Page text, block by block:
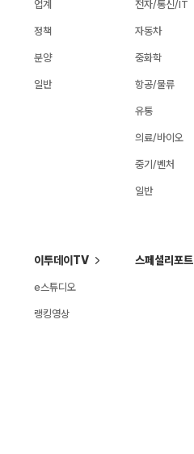
업계
정책
분양
일반
전자/통신/IT
자동차
중화학
항공/물류
유통
의료/바이오
중기/벤처
일반
이투데이TV
e스튜디오
랭킹영상
스페셜리포트